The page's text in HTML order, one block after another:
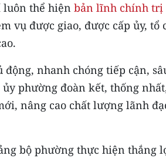
luôn thể hiện bản lĩnh chính trị
vụ được giao, được cấp ủy, tổ
nhanh chóng tiếp cận,
phường đoàn kết, thống
nâng cao chất lượng lãnh
bộ phường thực hiện thắng